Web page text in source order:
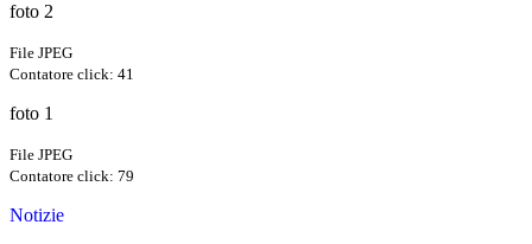
foto 2
File JPEG
Contatore click: 41
foto 1
File JPEG
Contatore click: 79
Notizie